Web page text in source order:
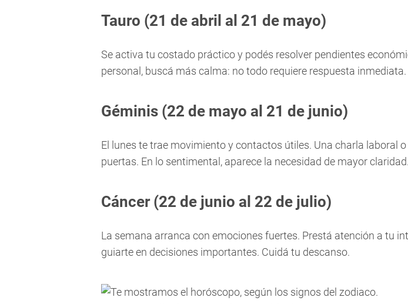
Tauro (21 de abril al 21 de mayo)
Se activa tu costado práctico y podés resolver pendientes
personal, buscá más calma: no todo requiere respuesta inmediata.
Géminis (22 de mayo al 21 de junio)
El lunes te trae movimiento y contactos útiles. Una charla laboral
puertas. En lo sentimental, aparece la necesidad de mayor claridad.
Cáncer (22 de junio al 22 de julio)
La semana arranca con emociones fuertes. Prestá atención a tu
guiarte en decisiones importantes. Cuidá tu descanso.